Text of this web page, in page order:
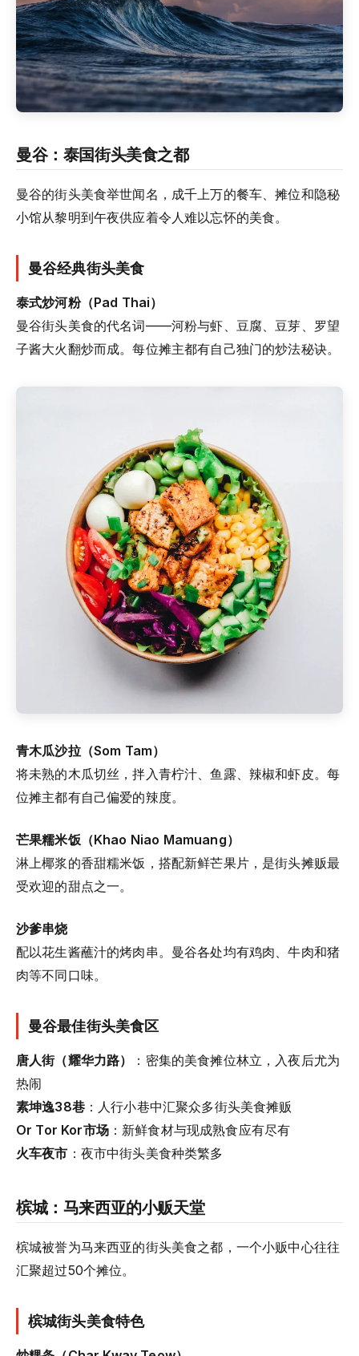
曼谷：泰国街头美食之都
曼谷的街头美食举世闻名，成千上万的餐车、摊位和隐秘
小馆从黎明到午夜供应着令人难以忘怀的美食。
曼谷经典街头美食
泰式炒河粉（Pad Thai）
曼谷街头美食的代名词——河粉与虾、豆腐、豆芽、罗望
子酱大火翻炒而成。每位摊主都有自己独门的炒法秘诀。
青木瓜沙拉（Som Tam）
将未熟的木瓜切丝，拌入青柠汁、鱼露、辣椒和虾皮。每
位摊主都有自己偏爱的辣度。
芒果糯米饭（Khao Niao Mamuang）
淋上椰浆的香甜糯米饭，搭配新鲜芒果片，是街头摊贩最
受欢迎的甜点之一。
沙爹串烧
配以花生酱蘸汁的烤肉串。曼谷各处均有鸡肉、牛肉和猪
肉等不同口味。
曼谷最佳街头美食区
唐人街（耀华力路）
：密集的美食摊位林立，入夜后尤为
热闹
素坤逸38巷：人行小巷中汇聚众多街头美食摊贩
Or Tor Kor市场：新鲜食材与现成熟食应有尽有
火车夜市 ：夜市中街头美食种类繁多
槟城：马来西亚的小贩天堂
槟城被誉为马来西亚的街头美食之都，一个小贩中心往往
汇聚超过50个摊位。
槟城街头美食特色